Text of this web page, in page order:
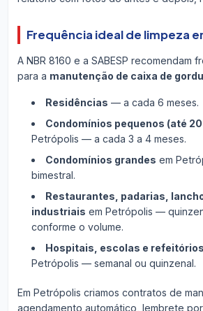
Frequência ideal de limpeza
A NBR 8160 e a SABESP recomendam
para a manutenção de caixa de
Residências — a cada 6 meses.
Condomínios pequenos (até
Petrópolis — a cada 3 a 4 meses.
Condomínios grandes em
bimestral.
Restaurantes, padarias,
industriais em Petrópolis —
conforme o volume.
Hospitais, escolas e
Petrópolis — semanal ou quinzenal.
Em Petrópolis criamos contratos de
agendamento automático, lembrete